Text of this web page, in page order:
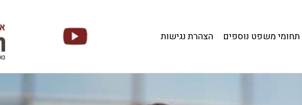
תחומי משפט נוספים הצהרת נגישות